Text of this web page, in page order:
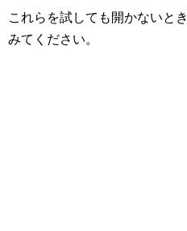
これらを試しても開かないと
みてください。